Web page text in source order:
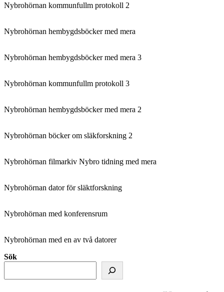
Nybrohörnan kommunfullm protokoll 2
Nybrohörnan hembygdsböcker med mera
Nybrohörnan hembygdsböcker med mera 3
Nybrohörnan kommunfullm protokoll 3
Nybrohörnan hembygdsböcker med mera 2
Nybrohörnan böcker om släkforskning 2
Nybrohörnan filmarkiv Nybro tidning med mera
Nybrohörnan dator för släktforskning
Nybrohörnan med konferensrum
Nybrohörnan med en av två datorer
Sök